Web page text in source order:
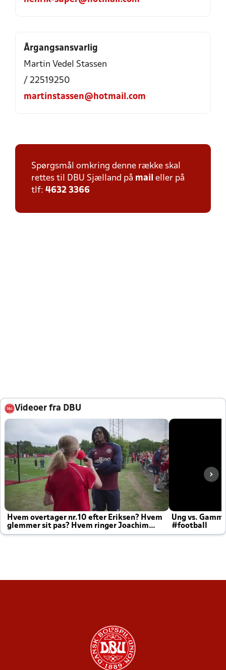
Årgangsansvarlig
Martin Vedel Stassen
/ 22519250
martinstassen@hotmail.com
Spørgsmål omkring denne række skal
rettes til DBU Sjælland på mail eller på
tlf: 4632 3366
Videoer fra DBU
Hvem overtager nr.10 efter Eriksen? Hvem
glemmer sit pas? Hvem ringer Joachim
altid til efter kampe?
Ung vs.
#football